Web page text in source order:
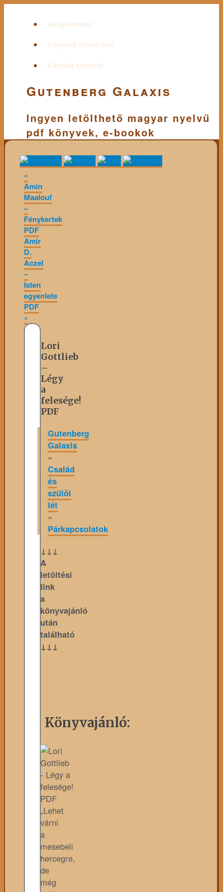
Könyvkereső
Könyvek témakörei
Kiemelt szerzők
Gutenberg Galaxis
Ingyen letölthető magyar nyelvű
pdf könyvek, e-bookok
«
Amin
Maalouf
–
Fénykertek
PDF
Amir
D.
Aczel
–
Isten
egyenlete
PDF
»
Lori
Gottlieb
–
Légy
a
felesége!
PDF
Gutenberg
Galaxis
»
Család
és
szülői
lét
»
Párkapcsolatok
↓↓↓
A
letöltési
link
a
könyvajánló
után
található
↓↓↓
Könyvajánló:
„Lehet
várni
a
mesebeli
hercegre,
de
még